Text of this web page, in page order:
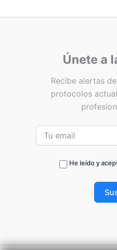
Únete a
Recibe alertas
protocolos
He leído y